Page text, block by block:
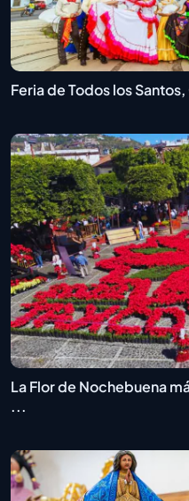
Feria de Todos los
La Flor de Nochebuena
...